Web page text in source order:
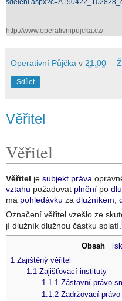
http://www.operativnipujcka.cz/
Operativní Půjčka v 21:00
Sdílet
Věřitel
Věřitel
Věřitel je subjekt práva
vztahu požadovat plnění po
má pohledávku za dlužníkem,
Označení věřitel vzešlo ze
jí dlužník dlužnou částku splatí.
Obsah
1 Zajištěný věřitel
1.1 Zajišťovací instituty
1.1.1 Zástavní právo
1.1.2 Zadržovací právo